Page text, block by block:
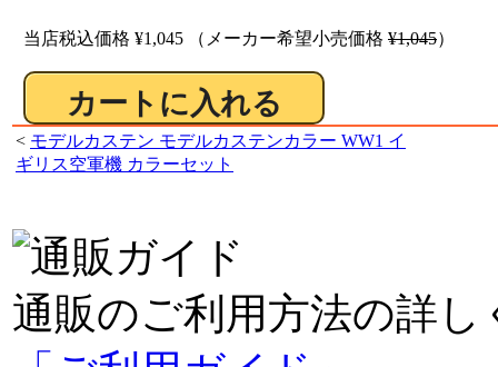
当店税込価格 ¥1,045 （メーカー希望小売価格 ¥1,045）
< モデルカステン モデルカステンカラー WW1 イ
ギリス空軍機 カラーセット
通販のご利用方法の詳し